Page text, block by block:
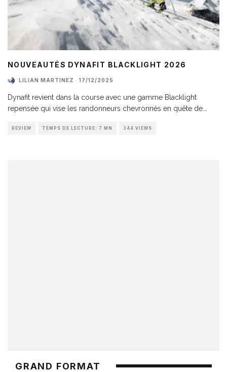
NOUVEAUTÉS DYNAFIT BLACKLIGHT 2026
LILIAN MARTINEZ · 17/12/2025
Dynafit revient dans la course avec une gamme Blacklight
repensée qui vise les randonneurs chevronnés en quête de
REVIEW TEMPS DE LECTURE: 7 MN 344 VIEWS
GRAND FORMAT